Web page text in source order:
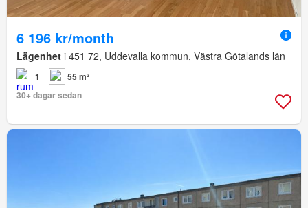
6 196 kr/month
Lägenhet i 451 72, Uddevalla kommun, Västra Götalands län
1
55 m²
30+ dagar sedan